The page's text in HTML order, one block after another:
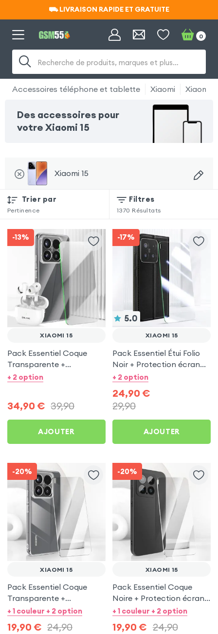
⛟ LIVRAISON RAPIDE ET GRATUITE
⛟ LIVRAISON RAPIDE ET GRATUITE
Recherche de produits, marques et plus…
0
Accessoires téléphone et tablette Xiaomi Xiaomi
Des accessoires pour
votre Xiaomi 15
Xiaomi 15
Trier par
Pertinence
Filtres
1370 Résultats
-13%
XIAOMI 15
Pack Essentiel Coque
Transparente +
Protection écran +
+ 2 option
34,90 € 39,90
AJOUTER
-17%
5.0
XIAOMI 15
Pack Essentiel Étui Folio
Noir + Protection écran
pour Xiaomi 15
+ 2 option
24,90 €
29,90
AJOUTER
-20%
XIAOMI 15
Pack Essentiel Coque
Transparente +
Protection écran pour
+ 1 couleur + 2 option
19,90 € 24,90
-20%
XIAOMI 15
Pack Essentiel Coque
Noire + Protection écran
pour Xiaomi 15
+ 1 couleur + 2 option
19,90 € 24,90